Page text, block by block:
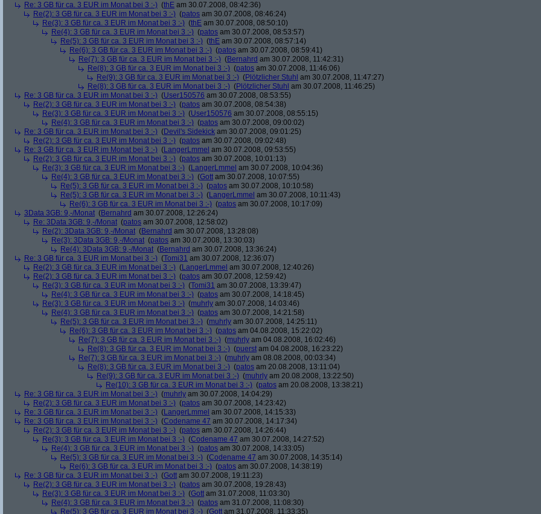
Re: 3 GB für ca. 3 EUR im Monat bei 3 :-) (thE am 30.07.2008, 08:42:36)
Re(2): 3 GB für ca. 3 EUR im Monat bei 3 :-) (patos am 30.07.2008, 08:46:24)
Re(3): 3 GB für ca. 3 EUR im Monat bei 3 :-) (thE am 30.07.2008, 08:50:10)
Re(4): 3 GB für ca. 3 EUR im Monat bei 3 :-) (patos am 30.07.2008, 08:53:57)
Re(5): 3 GB für ca. 3 EUR im Monat bei 3 :-) (thE am 30.07.2008, 08:57:14)
Re(6): 3 GB für ca. 3 EUR im Monat bei 3 :-) (patos am 30.07.2008, 08:59:41)
Re(7): 3 GB für ca. 3 EUR im Monat bei 3 :-) (Bernahrd am 30.07.2008, 11:42:31)
Re(8): 3 GB für ca. 3 EUR im Monat bei 3 :-) (patos am 30.07.2008, 11:46:06)
Re(9): 3 GB für ca. 3 EUR im Monat bei 3 :-) (Plötzlicher Stuhl am 30.07.2008, 11:47:27)
Re(8): 3 GB für ca. 3 EUR im Monat bei 3 :-) (Plötzlicher Stuhl am 30.07.2008, 11:46:25)
Re: 3 GB für ca. 3 EUR im Monat bei 3 :-) (User150576 am 30.07.2008, 08:53:55)
Re(2): 3 GB für ca. 3 EUR im Monat bei 3 :-) (patos am 30.07.2008, 08:54:38)
Re(3): 3 GB für ca. 3 EUR im Monat bei 3 :-) (User150576 am 30.07.2008, 08:55:15)
Re(4): 3 GB für ca. 3 EUR im Monat bei 3 :-) (patos am 30.07.2008, 09:00:02)
Re: 3 GB für ca. 3 EUR im Monat bei 3 :-) (Devil's Sidekick am 30.07.2008, 09:01:25)
Re(2): 3 GB für ca. 3 EUR im Monat bei 3 :-) (patos am 30.07.2008, 09:02:48)
Re: 3 GB für ca. 3 EUR im Monat bei 3 :-) (LangerLmmel am 30.07.2008, 09:53:55)
Re(2): 3 GB für ca. 3 EUR im Monat bei 3 :-) (patos am 30.07.2008, 10:01:13)
Re(3): 3 GB für ca. 3 EUR im Monat bei 3 :-) (LangerLmmel am 30.07.2008, 10:04:36)
Re(4): 3 GB für ca. 3 EUR im Monat bei 3 :-) (Gott am 30.07.2008, 10:07:55)
Re(5): 3 GB für ca. 3 EUR im Monat bei 3 :-) (patos am 30.07.2008, 10:10:58)
Re(5): 3 GB für ca. 3 EUR im Monat bei 3 :-) (LangerLmmel am 30.07.2008, 10:11:43)
Re(6): 3 GB für ca. 3 EUR im Monat bei 3 :-) (patos am 30.07.2008, 10:17:09)
3Data 3GB: 9,-/Monat (Bernahrd am 30.07.2008, 12:26:24)
Re: 3Data 3GB: 9,-/Monat (patos am 30.07.2008, 12:58:02)
Re(2): 3Data 3GB: 9,-/Monat (Bernahrd am 30.07.2008, 13:28:08)
Re(3): 3Data 3GB: 9,-/Monat (patos am 30.07.2008, 13:30:03)
Re(4): 3Data 3GB: 9,-/Monat (Bernahrd am 30.07.2008, 13:36:24)
Re: 3 GB für ca. 3 EUR im Monat bei 3 :-) (Tomi31 am 30.07.2008, 12:36:07)
Re(2): 3 GB für ca. 3 EUR im Monat bei 3 :-) (LangerLmmel am 30.07.2008, 12:40:26)
Re(2): 3 GB für ca. 3 EUR im Monat bei 3 :-) (patos am 30.07.2008, 12:59:42)
Re(3): 3 GB für ca. 3 EUR im Monat bei 3 :-) (Tomi31 am 30.07.2008, 13:39:47)
Re(4): 3 GB für ca. 3 EUR im Monat bei 3 :-) (patos am 30.07.2008, 14:18:45)
Re(3): 3 GB für ca. 3 EUR im Monat bei 3 :-) (muhrly am 30.07.2008, 14:03:46)
Re(4): 3 GB für ca. 3 EUR im Monat bei 3 :-) (patos am 30.07.2008, 14:21:58)
Re(5): 3 GB für ca. 3 EUR im Monat bei 3 :-) (muhrly am 30.07.2008, 14:25:11)
Re(6): 3 GB für ca. 3 EUR im Monat bei 3 :-) (patos am 04.08.2008, 15:22:02)
Re(7): 3 GB für ca. 3 EUR im Monat bei 3 :-) (muhrly am 04.08.2008, 16:02:46)
Re(8): 3 GB für ca. 3 EUR im Monat bei 3 :-) (puerst am 04.08.2008, 16:23:22)
Re(7): 3 GB für ca. 3 EUR im Monat bei 3 :-) (muhrly am 08.08.2008, 00:03:34)
Re(8): 3 GB für ca. 3 EUR im Monat bei 3 :-) (patos am 20.08.2008, 13:11:04)
Re(9): 3 GB für ca. 3 EUR im Monat bei 3 :-) (muhrly am 20.08.2008, 13:22:50)
Re(10): 3 GB für ca. 3 EUR im Monat bei 3 :-) (patos am 20.08.2008, 13:38:21)
Re: 3 GB für ca. 3 EUR im Monat bei 3 :-) (muhrly am 30.07.2008, 14:04:29)
Re(2): 3 GB für ca. 3 EUR im Monat bei 3 :-) (patos am 30.07.2008, 14:23:42)
Re: 3 GB für ca. 3 EUR im Monat bei 3 :-) (LangerLmmel am 30.07.2008, 14:15:33)
Re: 3 GB für ca. 3 EUR im Monat bei 3 :-) (Codename 47 am 30.07.2008, 14:17:34)
Re(2): 3 GB für ca. 3 EUR im Monat bei 3 :-) (patos am 30.07.2008, 14:26:44)
Re(3): 3 GB für ca. 3 EUR im Monat bei 3 :-) (Codename 47 am 30.07.2008, 14:27:52)
Re(4): 3 GB für ca. 3 EUR im Monat bei 3 :-) (patos am 30.07.2008, 14:33:05)
Re(5): 3 GB für ca. 3 EUR im Monat bei 3 :-) (Codename 47 am 30.07.2008, 14:35:14)
Re(6): 3 GB für ca. 3 EUR im Monat bei 3 :-) (patos am 30.07.2008, 14:38:19)
Re: 3 GB für ca. 3 EUR im Monat bei 3 :-) (Gott am 30.07.2008, 19:11:23)
Re(2): 3 GB für ca. 3 EUR im Monat bei 3 :-) (patos am 30.07.2008, 19:28:43)
Re(3): 3 GB für ca. 3 EUR im Monat bei 3 :-) (Gott am 31.07.2008, 11:03:30)
Re(4): 3 GB für ca. 3 EUR im Monat bei 3 :-) (patos am 31.07.2008, 11:08:30)
Re(5): 3 GB für ca. 3 EUR im Monat bei 3 :-) (Gott am 31.07.2008, 11:33:35)